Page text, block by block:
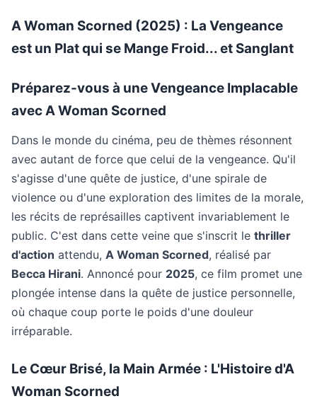
A Woman Scorned (2025) : La Vengeance
est un Plat qui se Mange Froid... et Sanglant
Préparez-vous à une Vengeance Implacable
avec A Woman Scorned
Dans le monde du cinéma, peu de thèmes résonnent
avec autant de force que celui de la vengeance. Qu'il
s'agisse d'une quête de justice, d'une spirale de
violence ou d'une exploration des limites de la morale,
les récits de représailles captivent invariablement le
public. C'est dans cette veine que s'inscrit le thriller
d'action attendu, A Woman Scorned, réalisé par
Becca Hirani. Annoncé pour 2025, ce film promet une
plongée intense dans la quête de justice personnelle,
où chaque coup porte le poids d'une douleur
irréparable.
Le Cœur Brisé, la Main Armée : L'Histoire d'A
Woman Scorned